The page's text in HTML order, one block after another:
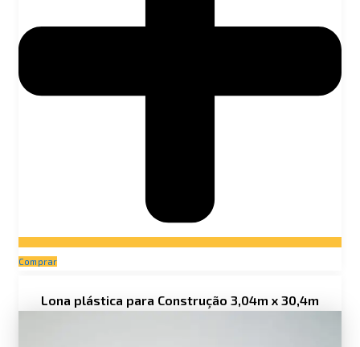
Comprar
Lona plástica para Construção 3,04m x 30,4m